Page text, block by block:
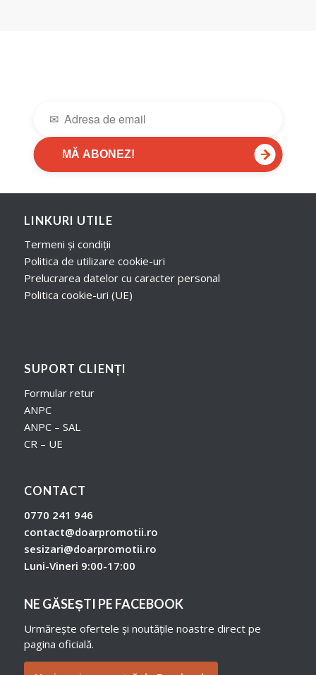
MĂ ABONEZ! →
LINKURI UTILE
Termeni și condiții
Politica de utilizare cookie-uri
Prelucrarea datelor cu caracter personal
Politica cookie-uri (UE)
SUPORT CLIENȚI
Formular retur
ANPC
ANPC – SAL
CR – UE
CONTACT
0770 241 946
contact@doarpromotii.ro
sesizari@doarpromotii.ro
Luni-Vineri 9:00-17:00
NE GĂSEȘTI PE FACEBOOK
Urmărește ofertele și noutățile noastre direct pe
pagina oficială.